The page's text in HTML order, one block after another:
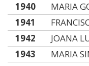
1940
MARIA
1941
1942
JOANA
1943
MARIA